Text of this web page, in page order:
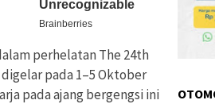
perhelatan The 24th
pada 1–5 Oktober
pada ajang bergengsi ini